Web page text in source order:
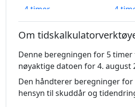
4 timer
siden
4
fra-
siden
04.08.2026
5
timer
fra-
6 timer
siden
04.08.2026
6
fra-
Om
Denne beregningen for 5
nøyaktige datoen for 4. august
Den håndterer beregninger for
hensyn til skuddår og